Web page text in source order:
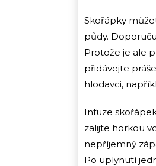
Skořápky
půdy.
Protože je ale
přidávejte
hlodavci,
Infuze
zalijte horkou
nepříjemný
Po uplynutí